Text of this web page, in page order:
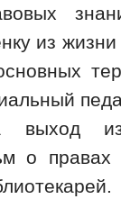
из
выход
о правах